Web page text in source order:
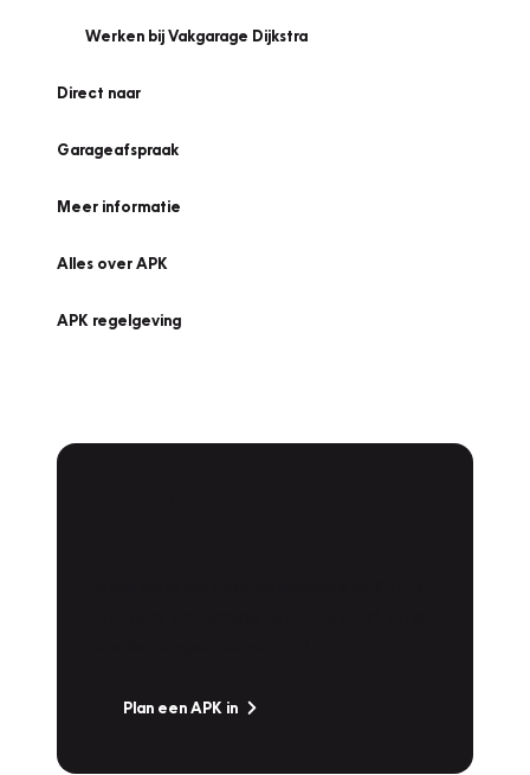
Werken bij Vakgarage Dijkstra
Direct naar
Garageafspraak
Meer informatie
Alles over APK
APK regelgeving
Plan een APK in